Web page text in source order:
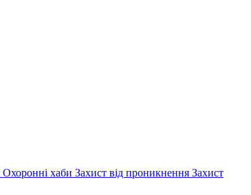
Охоронні хаби Захист від проникнення Захист